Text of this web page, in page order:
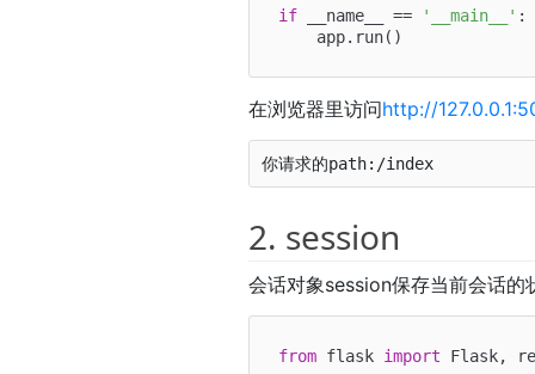
if __name__ == '__main__' :
在浏览器里访问http://
2. session
会话对象session保存当前会话的
from flask import Flask,